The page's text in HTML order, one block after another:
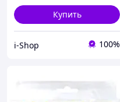
Купить
i-Shop 100%